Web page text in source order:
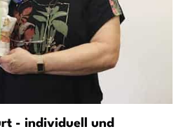
- individuell und